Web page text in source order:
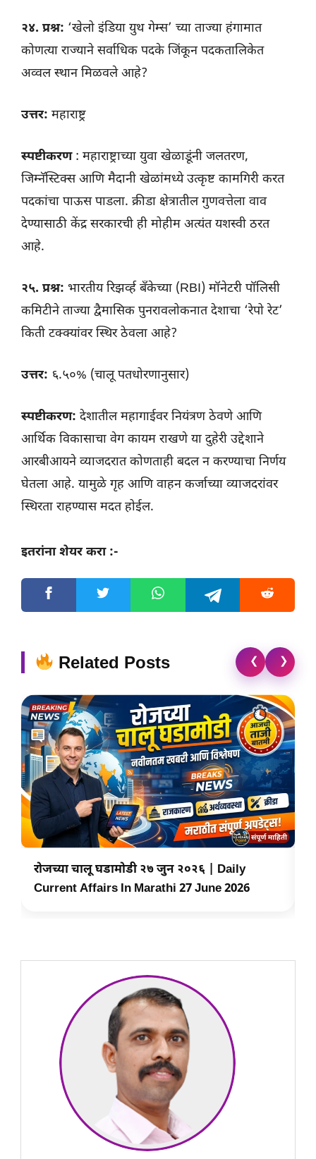
२४. प्रश्न: ‘खेलो इंडिया युथ गेम्स’ च्या ताज्या हंगामात
कोणत्या राज्याने सर्वाधिक पदके जिंकून पदकतालिकेत
अव्वल स्थान मिळवले आहे?
उत्तर: महाराष्ट्र
स्पष्टीकरण: महाराष्ट्राच्या युवा खेळाडूंनी जलतरण,
जिम्नॅस्टिक्स आणि मैदानी खेळांमध्ये उत्कृष्ट कामगिरी करत
पदकांचा पाऊस पाडला. क्रीडा क्षेत्रातील गुणवत्तेला वाव
देण्यासाठी केंद्र सरकारची ही मोहीम अत्यंत यशस्वी ठरत
आहे.
२५. प्रश्न: भारतीय रिझर्व्ह बँकेच्या (RBI) मॉनेटरी पॉलिसी
कमिटीने ताज्या द्वैमासिक पुनरावलोकनात देशाचा ‘रेपो रेट’
किती टक्क्यांवर स्थिर ठेवला आहे?
उत्तर: ६.५०% (चालू पतधोरणानुसार)
स्पष्टीकरण: देशातील महागाईवर नियंत्रण ठेवणे आणि
आर्थिक विकासाचा वेग कायम राखणे या दुहेरी उद्देशाने
आरबीआयने व्याजदरात कोणताही बदल न करण्याचा निर्णय
घेतला आहे. यामुळे गृह आणि वाहन कर्जाच्या व्याजदरांवर
स्थिरता राहण्यास मदत होईल.
इतरांना शेयर करा :-
Related Posts ❮ ❯
रोजच्या चालू घडामोडी २७ जुन २०२६ | Daily
Current Affairs In Marathi 27 June 2026